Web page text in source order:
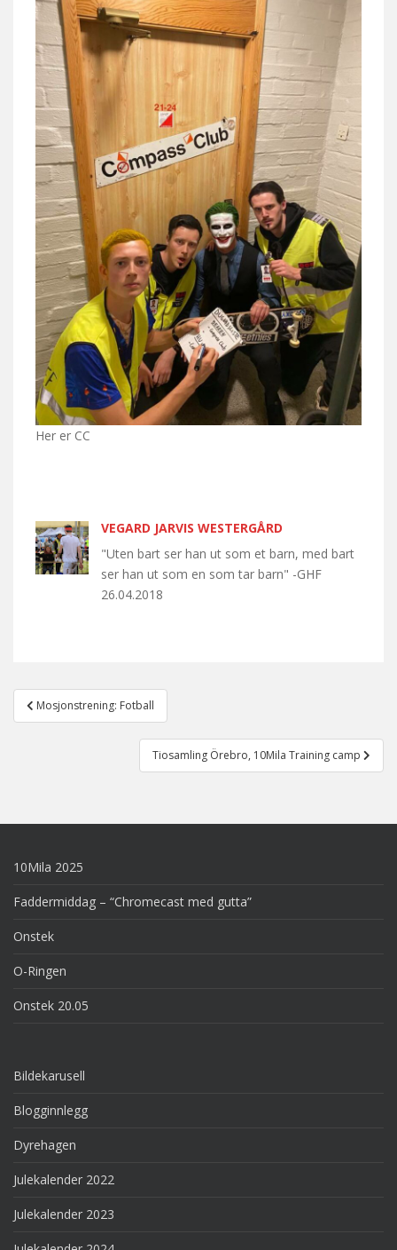
Her er CC
VEGARD JARVIS WESTERGÅRD
"Uten bart ser han ut som et barn, med bart
ser han ut som en som tar barn" -GHF
26.04.2018
Post
navigation
Mosjonstrening: Fotball
Tiosamling Örebro, 10Mila Training camp
10Mila 2025
Faddermiddag – “Chromecast med gutta”
Onstek
O-Ringen
Onstek 20.05
Bildekarusell
Blogginnlegg
Dyrehagen
Julekalender 2022
Julekalender 2023